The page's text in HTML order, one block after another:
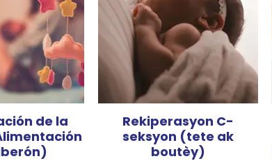
de la
Rekiperasyon C-
seksyon (tete ak
boutèy)